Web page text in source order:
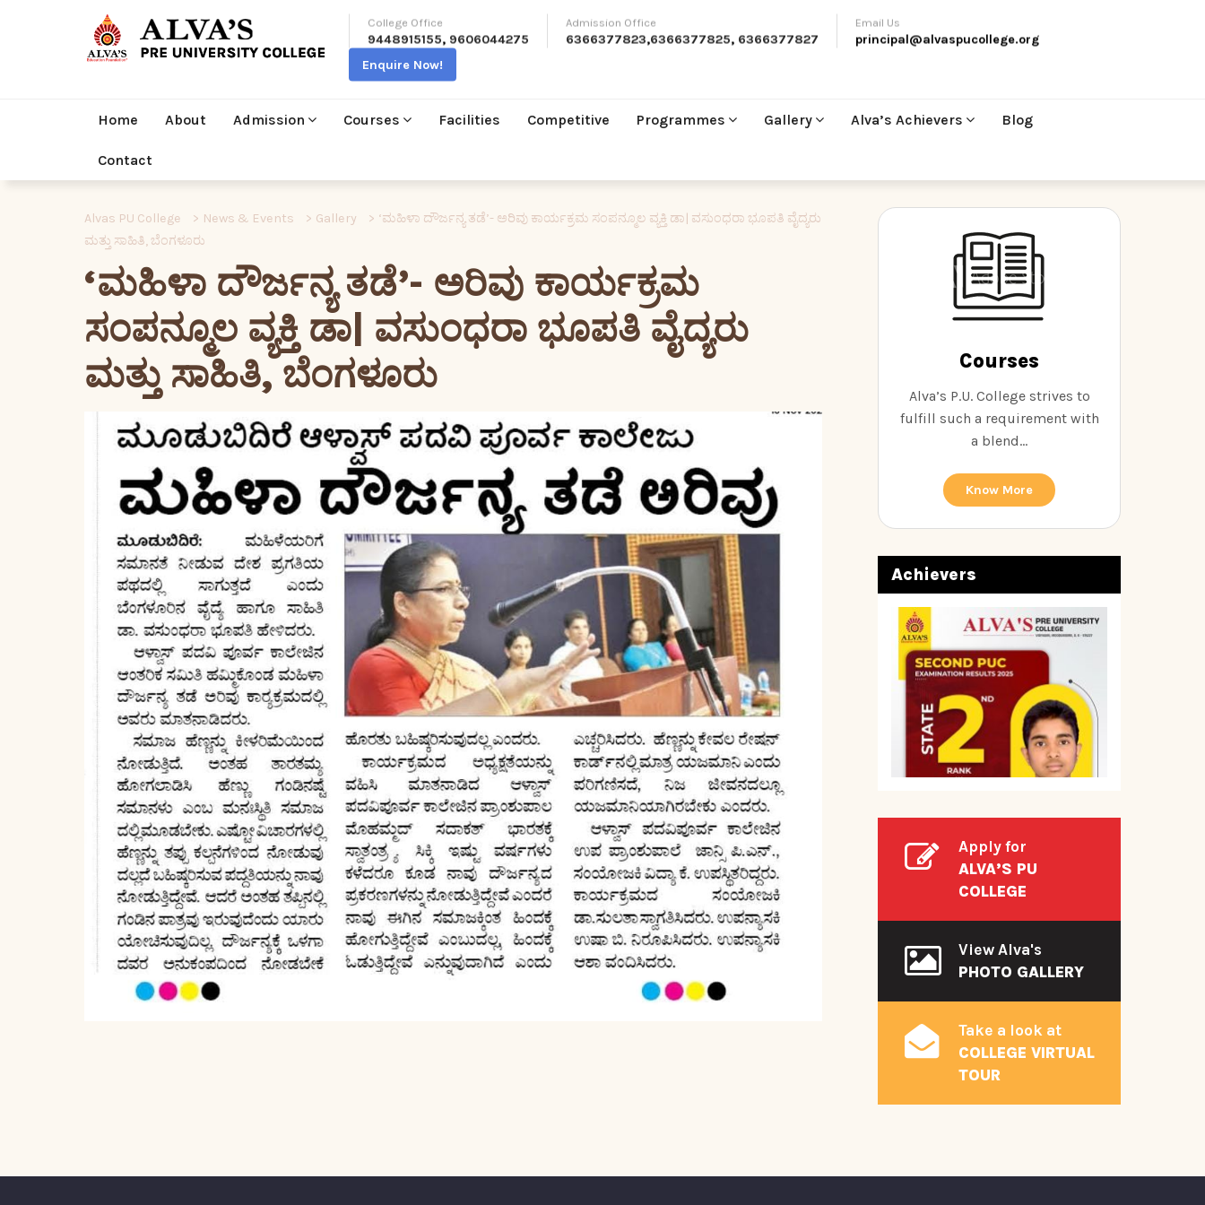
College Office
9448915155, 9606044275
Admission Office
6366377823,6366377825, 6366377827
Email Us
principal@alvaspucollege.org
Enquire Now!
Home About Admission Courses Facilities Competitive Programmes Gallery Alva’s Achievers Blog
Contact
Alvas PU College > News & Events > Gallery > ‘ಮಹಿಳಾ ದೌರ್ಜನ್ಯ ತಡೆ’- ಅರಿವು ಕಾರ್ಯಕ್ರಮ ಸಂಪನ್ಮೂಲ ವ್ಯಕ್ತಿ ಡಾ| ವಸುಂಧರಾ ಭೂಪತಿ ವೈದ್ಯರು
ಮತ್ತು ಸಾಹಿತಿ, ಬೆಂಗಳೂರು
‘ಮಹಿಳಾ ದೌರ್ಜನ್ಯ ತಡೆ’- ಅರಿವು ಕಾರ್ಯಕ್ರಮ
ಸಂಪನ್ಮೂಲ ವ್ಯಕ್ತಿ ಡಾ| ವಸುಂಧರಾ ಭೂಪತಿ ವೈದ್ಯರು
ಮತ್ತು ಸಾಹಿತಿ, ಬೆಂಗಳೂರು
Courses
Alva’s P.U. College strives to
fulfill such a requirement with
a blend...
Know More
Achievers
Apply for
ALVA’S PU
COLLEGE
View Alva's
PHOTO GALLERY
Take a look at
COLLEGE VIRTUAL
TOUR